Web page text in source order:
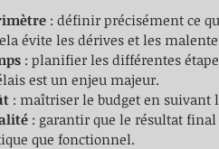
: définir précisément ce
évite les dérives et les
: planifier les différentes
est un enjeu majeur.
: maîtriser le budget en suivant
: garantir que le résultat
que fonctionnel.